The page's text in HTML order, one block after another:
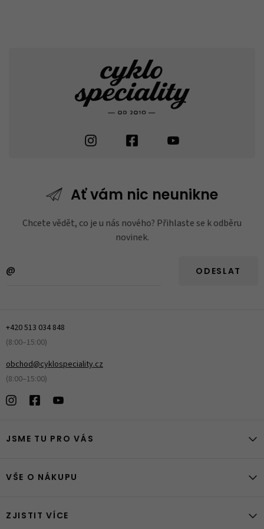
Ať vám nic neunikne
Chcete vědět, co je u nás nového? Přihlaste se k odběru
novinek.
ODESLAT
+420 513 034 848
(8:00–15:00)
obchod@cyklospeciality.cz
(8:00–15:00)
JSME TU PRO VÁS
VŠE O NÁKUPU
ZJISTIT VÍCE